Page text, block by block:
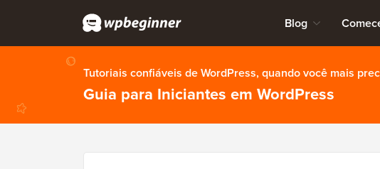
Blog
Tutoriais confiáveis de WordPress, quando você mais
Guia para Iniciantes em WordPress